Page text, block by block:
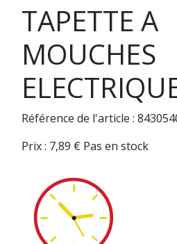
TAPETTE A
MOUCHES
Référence de l'article :
Prix : 7,89 € Pas en stock